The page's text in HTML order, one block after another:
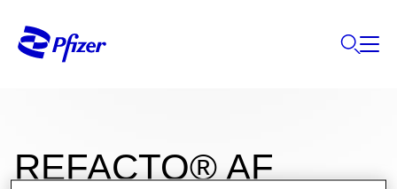
REFACTO® AF